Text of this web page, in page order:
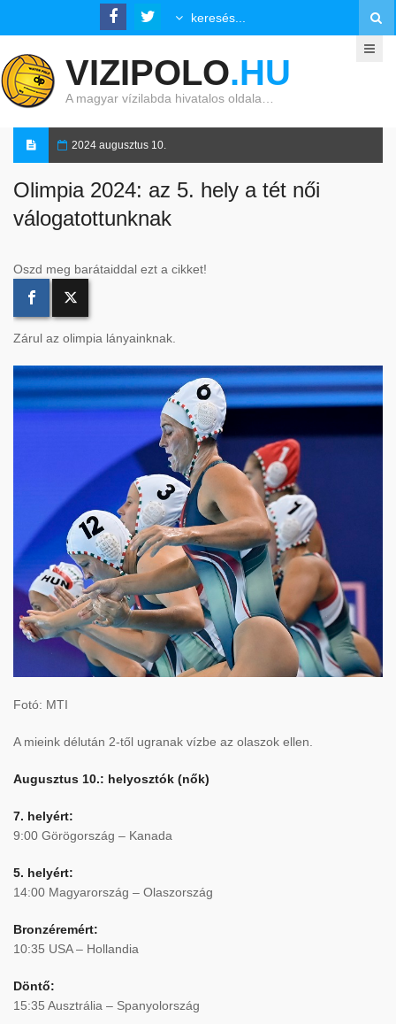
VIZIPOLO.HU
A magyar vízilabda hivatalos oldala…
2024 augusztus 10.
Olimpia 2024: az 5. hely a tét női
válogatottunknak
Oszd meg barátaiddal ezt a cikket!
Zárul az olimpia lányainknak.
Fotó: MTI
A mieink délután 2-től ugranak vízbe az olaszok ellen.
Augusztus 10.: helyosztók (nők)
7. helyért:
9:00 Görögország – Kanada
5. helyért:
14:00 Magyarország – Olaszország
Bronzéremért:
10:35 USA – Hollandia
Döntő:
15:35 Ausztrália – Spanyolország